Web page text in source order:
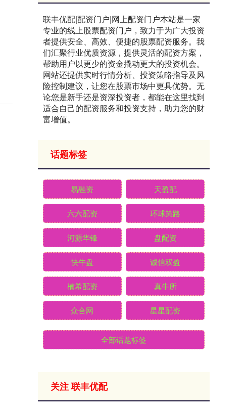
联丰优配|配资门户|网上配资门户本站是一家
专业的线上股票配资门户，致力于为广大投资
者提供安全、高效、便捷的股票配资服务。我
们汇聚行业优质资源，提供灵活的配资方案，
帮助用户以更少的资金撬动更大的投资机会。
网站还提供实时行情分析、投资策略指导及风
险控制建议，让您在股票市场中更具优势。无
论您是新手还是资深投资者，都能在这里找到
适合自己的配资服务和投资支持，助力您的财
富增值。
话题标签
易融资 天盈配
六六配资 环球策路
河源华锋 盘配资
快牛盘 诚信双盈
楠希配资 真牛所
众合网 星星配资
全部话题标签
关注 联丰优配